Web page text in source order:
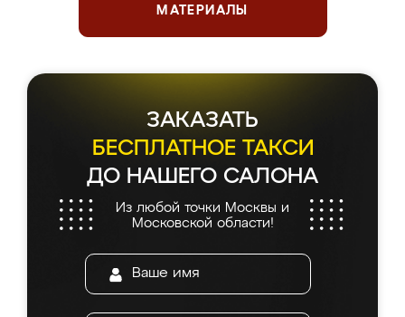
МАТЕРИАЛЫ
ЗАКАЗАТЬ
БЕСПЛАТНОЕ ТАКСИ
ДО НАШЕГО САЛОНА
Из любой точки Москвы и
Московской области!